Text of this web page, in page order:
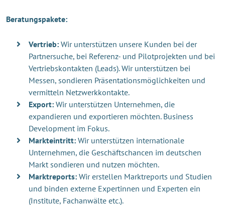
Beratungspakete:
Vertrieb: Wir unterstützen unsere Kunden bei der
Partnersuche, bei Referenz- und Pilotprojekten und bei
Vertriebskontakten (Leads). Wir unterstützen bei
Messen, sondieren Präsentationsmöglichkeiten und
vermitteln Netzwerkkontakte.
Export: Wir unterstützen Unternehmen, die
expandieren und exportieren möchten. Business
Development im Fokus.
Markteintritt: Wir unterstützen internationale
Unternehmen, die Geschäftschancen im deutschen
Markt sondieren und nutzen möchten.
Marktreports: Wir erstellen Marktreports und Studien
und binden externe Expertinnen und Experten ein
(Institute, Fachanwälte etc.).